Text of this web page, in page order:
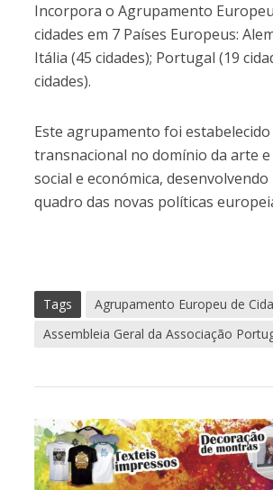
Incorpora o Agrupamento Europeu
cidades em 7 Países Europeus:
Itália (45 cidades); Portugal (19
cidades).
Este agrupamento foi
transnacional no domínio da arte
social e económica,
quadro das novas políticas
Tags Agrupamento Europeu de
Assembleia Geral da Associação